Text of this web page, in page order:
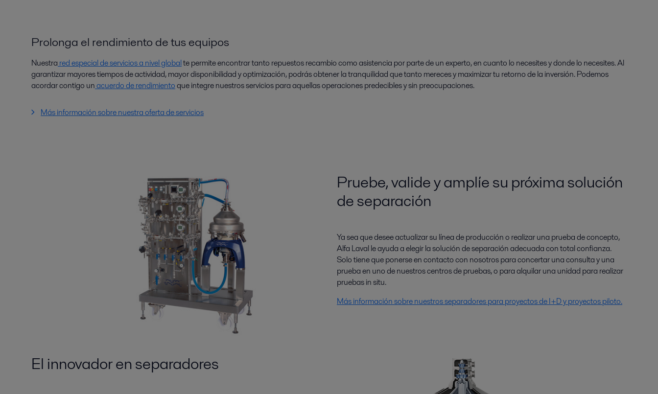
Prolonga el rendimiento de tus equipos
Nuestra red especial de servicios a nivel globalte permite encontrar tanto repuestos recambio como asistencia por parte de un experto, en cuanto lo necesites y donde lo necesites. Al
garantizar mayores tiempos de actividad, mayor disponibilidad y optimización, podrás obtener la tranquilidad que tanto mereces y maximizar tu retorno de la inversión. Podemos
acordar contigo unacuerdo de rendimientoque integre nuestros servicios para aquellas operaciones predecibles y sin preocupaciones.
Más información sobre nuestra oferta de servicios
Pruebe, valide y amplíe su próxima solución
de separación
Ya sea que desee actualizar su línea de producción o realizar una prueba de concepto,
Alfa Laval le ayuda a elegir la solución de separación adecuada con total confianza.
Solo tiene que ponerse en contacto con nosotros para concertar una consulta y una
prueba en uno de nuestros centros de pruebas, o para alquilar una unidad para realizar
pruebas in situ.
Más información sobre nuestros separadores para proyectos de I+D y proyectos piloto.
El innovador en separadores